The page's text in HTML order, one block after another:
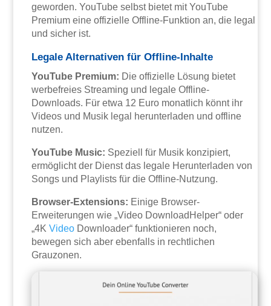
geworden. YouTube selbst bietet mit YouTube
Premium eine offizielle Offline-Funktion an, die legal
und sicher ist.
Legale Alternativen für Offline-Inhalte
YouTube Premium: Die offizielle Lösung bietet
werbefreies Streaming und legale Offline-
Downloads. Für etwa 12 Euro monatlich könnt ihr
Videos und Musik legal herunterladen und offline
nutzen.
YouTube Music: Speziell für Musik konzipiert,
ermöglicht der Dienst das legale Herunterladen von
Songs und Playlists für die Offline-Nutzung.
Browser-Extensions: Einige Browser-
Erweiterungen wie „Video DownloadHelper“ oder
„4KVideo Downloader“ funktionieren noch,
bewegen sich aber ebenfalls in rechtlichen
Grauzonen.